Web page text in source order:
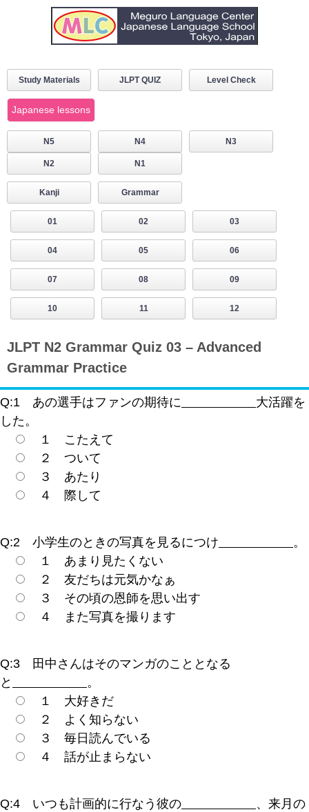
Study Materials JLPT QUIZ Level Check
Japanese lessons
N5 N4 N3
N2 N1
Kanji Grammar
01 02 03
04 05 06
07 08 09
10 11 12
JLPT N2 Grammar Quiz 03 – Advanced
Grammar Practice
Q:1 あの選手はファンの期待に
大活躍を
した。
１ こたえて
２ ついて
３ あたり
４ 際して
Q:2 小学生のときの写真を見るにつけ
。
１ あまり見たくない
２ 友だちは元気かなぁ
３ その頃の恩師を思い出す
４ また写真を撮ります
Q:3 田中さんはそのマンガのこととなる
と
。
１ 大好きだ
２ よく知らない
３ 毎日読んでいる
４ 話が止まらない
Q:4 いつも計画的に行なう彼の
、来月の